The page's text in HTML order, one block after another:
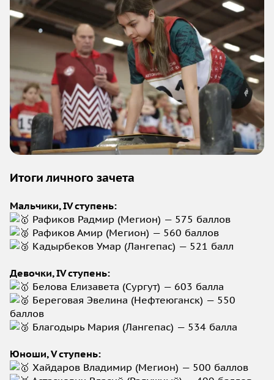
Итоги личного зачета
Мальчики, IV ступень:
Рафиков Радмир (Мегион) — 575 баллов
Рафиков Амир (Мегион) — 560 баллов
Кадырбеков Умар (Лангепас) — 521 балл
Девочки, IV ступень:
Белова Елизавета (Сургут) — 603 балла
Береговая Эвелина (Нефтеюганск) — 550
баллов
Благодырь Мария (Лангепас) — 534 балла
Юноши, V ступень:
Хайдаров Владимир (Мегион) — 500 баллов